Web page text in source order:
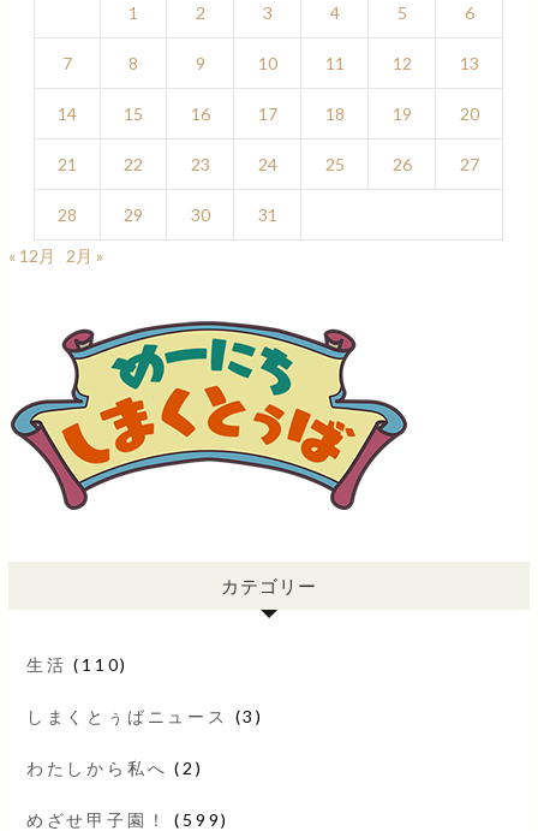
1 2 3 4 5 6
7 8 9 10 11 12 13
14 15 16 17 18 19 20
21 22 23 24 25 26 27
28 29 30
31
« 12月
2月 »
カテゴリー
生活 (110)
しまくとぅばニュース (3)
わたしから私へ (2)
めざせ甲子園！ (599)